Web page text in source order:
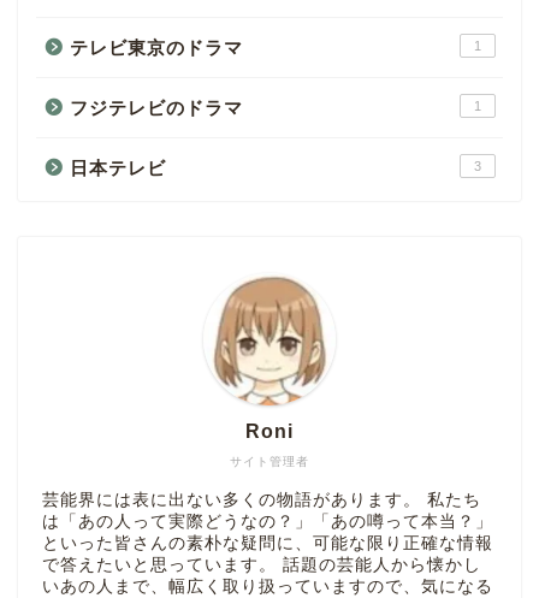
テレビ東京のドラマ 1
フジテレビのドラマ 1
日本テレビ 3
サイト管理者
Roni
芸能界には表に出ない多くの物語があります。 私たち
は「あの人って実際どうなの？」「あの噂って本当？」
といった皆さんの素朴な疑問に、可能な限り正確な情報
で答えたいと思っています。 話題の芸能人から懐かし
いあの人まで、幅広く取り扱っていますので、気になる